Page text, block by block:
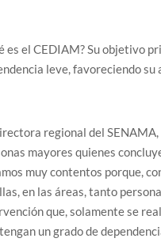
es el CEDIAM? Su objetivo
leve, favoreciendo
regional del
mayores quienes
muy contentos porque,
en las áreas, tanto
que, solamente se
un grado de